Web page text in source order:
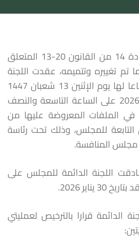
تطبيقا لمقتضيات المادة 14 من القانون 20-13 المتعلق
تم تغييره وتتميمه، عقدت اللجنة
الدائمة للمجلس اجتماعا لها يوم الإثنين 13 شعبان 1447
الموافِــق لِـ 2 فبراير 2026 على الساعة التاسعة والنصف
في الملفات المعروضة عليها من
للمجلس، وذلك تحت رئاسة
مجلس المنافسة.
اللجنة الدائمة للمجلس على
2026.
الدائمة قرارا بالترخيص لعمليتي